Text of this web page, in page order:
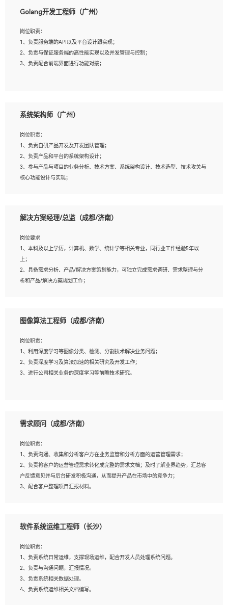
2、熟悉PostgreSQL、redis、MongoDB、ElasticSearch等开源数据库运维管理，拥
3、熟悉Oracle、MySQL、SQLServer中一种或多种优先。
4、熟悉Hadoop、HBASE、Spark等大数据平台优先。
5、熟悉linux或任意一种unix操作系统，如有较强操作系统侧工作经验者优先。
6、具备丰富的项目实施经验，较强的自我学习能力。
Golang开发工程师（广州）
岗位职责：
1、负责服务端的API以及平台设计跟实现；
2、负责与保证服务端的高性能实现以及并发管理与控制；
3、负责配合前端界面进行功能对接；
2、1年以上Golang开发工作经验，能独立完成相应项目开发；
与实现，熟悉常用开源框架及设计模式；
4、熟悉Golang、连接池、消息队列等组件使用、熟悉后端开发、测试、调试流程跟
工具使用；
5、对技术有激情，喜欢钻研，能快速接受和掌握新技术，学习能力和工作责任心
强，良好的沟通表达能力和团队协作能力。
系统架构师（广州）
岗位职责：
1、负责自研产品开发及开发团队管理；
2、负责产品和平台的系统架构设计；
3、参与产品与项目的业务分析、技术方案、系统架构设计、技术选型、技术攻关与
核心功能设计与实现；
岗位要求：
1、全日制统招本科及以上学历，计算机相关专业毕业，5年以上开发工作经验；
2、具有扎实的java编程功底和良好的编码习惯，有分布式、多线程及高并发系统开
发经验和性能调优经验尤佳；熟悉JVM调优；掌握基础中间件、基础架构方案和云
平台、云产品功能特性，熟练使用相关平台的功能和了解其背后实现机制；
研发管理流程建设经验；
常用框架和技术Springboot、Shiro、springcloud等；熟悉Linux常用命令和了解常
用脚本语言，较丰富的线上系统运维经验，复杂问题排查思路清晰。
解决方案经理/总监（成都/济南）
岗位要求
1、本科及以上学历，计算机、数学、统计学等相关专业，同行业工作经验5年以
上；
2、具备需求分析、产品/解决方案策划能力，可独立完成需求调研、需求整理与分
析和产品/解决方案规划工作；
出相关的解决方案，包括视频分析、图像识别、NLP、OCR、机器学习等；
AI算法框架，对人脸识别、目标检测、图像识别、OCR、NLP等AI算法有深刻理
解。具有AI平台级产品/解决方案从业经验者优先。具有大数据技术背景者优先；
6、具备良好的客户意识与沟通能力，善于学习思考、创新与团队协作，认真负责、
执行力与抗压力强。
图像算法工程师（成都/济南）
岗位职责：
1、利用深度学习等图像分类、检测、分割技术解决业务问题；
2、负责深度学习及算法加速的相关研究及开发工作；
3、进行公司相关业务的深度学习等前瞻技术研究。
2、2年以上图像处理开发经验，熟悉python和spark开发；
深度学习系统环境；
4、熟悉OPENCV、HALCON等常用图像处理软件，熟练进行图像处理；
5、熟悉主流的分类算法、聚类算法和关联分析算法原理，能熟练使用神经网络算法
的进行业务建模；
6、对OCR领域有深入的研究，熟悉模型调参，压缩和整型化方法；
需求顾问（成都/济南）
岗位职责：
1、负责沟通、收集和分析客户方在业务监管和分析方面的运营管理需求；
2、负责将客户的运营管理需求转化成完整的需求文档；及时了解业界趋势，汇总客
户反馈意见并与后台研发积极沟通，从而提升产品在市场中的竞争力；
3、配合客户整理项目汇报材料。
1、3年以上运营或解决方案的工作经验。
征，可独立提出完整的优化方案,并推动方案执行达成结果；熟练使用PPT、
WORD、EXCEL等办公软件；
3、深入理解公司各项AI产品和技术信息；具有较强的文档编写能力，能独立撰写
PPT、方案建议书等，面试时需携带个人制作的专业PPT文件进行展示。
软件系统运维工程师（长沙）
岗位职责：
1、负责系统日常运维，支撑现场运维，配合开发人员处理系统问题。
2、负责与沟通问题，汇报情况。
3、负责系统相关数据处理。
4、负责系统运维相关文档编写。